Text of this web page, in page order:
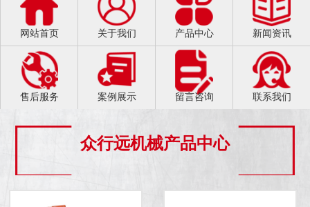
网站首页 关于我们 产品中心 新闻资讯
售后服务 案例展示 留言咨询 联系我们
众行远机械产品中心